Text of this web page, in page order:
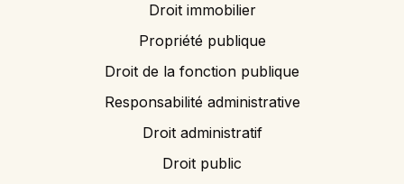
Droit immobilier
Propriété publique
Droit de la fonction publique
Responsabilité administrative
Droit administratif
Droit public